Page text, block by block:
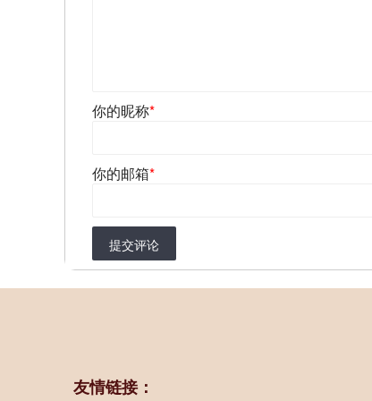
你的昵称*
你的邮箱*
提交评论
友情链接：